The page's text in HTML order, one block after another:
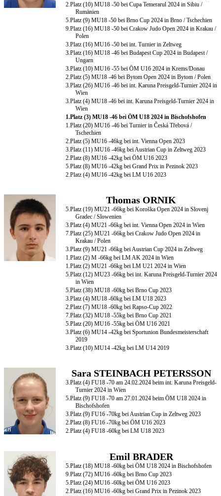
2.Platz (10) MU18 -50 bei Cupa Temerarul 2024 in Sibiu /
Rumänien
5.Platz (9) MU18 -50 bei Brno Cup 2024 in Brno / Tschechien
9.Platz (16) MU18 -50 bei Crakow Judo Open 2024 in Krakau /
Polen
3.Platz (16) MU16 -50 bei int. Turnier in Zeltweg
3.Platz (16) MU18 -46 bei Budapest Cup 2024 in Budapest /
Ungarn
3.Platz (10) MU16 -55 bei ÖM U16 2024 in Krems/Donau
2.Platz (5) MU18 -46 bei Bytom Open 2024 in Bytom / Polen
3.Platz (26) MU16 -46 bei int. Karuna Preisgeld-Turnier 2024 in
Wien
3.Platz (4) MU18 -46 bei int. Karuna Preisgeld-Turnier 2024 in
Wien
1.Platz (3) MU18 -46 bei ÖM U18 2024 in Bischofshofen
1.Platz (20) MU16 -46 bei Turnier in Česká Třebová /
Tschechien
2.Platz (5) MU16 -46kg bei int. Vienna Open 2023
3.Platz (11) MU16 -46kg bei Austrian Cup in Zeltweg 2023
2.Platz (8) MU16 -42kg bei ÖM U16 2023
5.Platz (8) MU16 -42kg bei Grand Prix in Pezinok 2023
2.Platz (4) MU16 -42kg bei LM U16 2023
Thomas ORNIK
5.Platz (19) MU21 -66kg bei Koroška Open 2024 in Slovenj
Gradec / Slowenien
3.Platz (4) MU21 -66kg bei int. Vienna Open 2024 in Wien
7.Platz (25) MU21 -66kg bei Crakow Judo Open 2024 in
Krakau / Polen
3.Platz (9) MU21 -66kg bei Austrian Cup 2024 in Zeltweg
1.Platz (2) M -66kg bei LM AK 2024 in Wien
1.Platz (2) MU21 -66kg bei LM U21 2024 in Wien
5.Platz (12) MU23 -66kg bei int. Karuna Preisgeld-Turnier 2024
in Wien
5.Platz (38) MU18 -60kg bei Brno Cup 2023
3.Platz (4) MU18 -60kg bei LM U18 2023
2.Platz (7) MU18 -60kg bei Rapso-Cup 2022
7.Platz (32) MU18 -55kg bei Brno Cup 2021
5.Platz (20) MU16 -55kg bei ÖM U16 2021
3.Platz (6) MU14 -42kg bei Sportunion Bundesmeisterschaft
2019
3.Platz (10) MU14 -42kg bei LM U14 2019
Sara STEINBACH PETERSSON
3.Platz (4) FU18 -70 am 24.02.2024 beim int. Karuna Preisgeld-
Turnier 2024 in Wien
5.Platz (9) FU18 -70 am 27.01.2024 beim ÖM U18 2024 in
Bischofshofen
3.Platz (9) FU16 -70kg bei Austrian Cup in Zeltweg 2023
2.Platz (8) FU16 -70kg bei ÖM U16 2023
2.Platz (4) FU18 -60kg bei LM U18 2023
Emil BRADER
5.Platz (18) MU18 -60kg bei ÖM U18 2024 in Bischofshofen
9.Platz (72) MU16 -60kg bei Brno Cup 2023
5.Platz (24) MU16 -60kg bei ÖM U16 2023
2.Platz (16) MU16 -60kg bei Grand Prix in Pezinok 2023